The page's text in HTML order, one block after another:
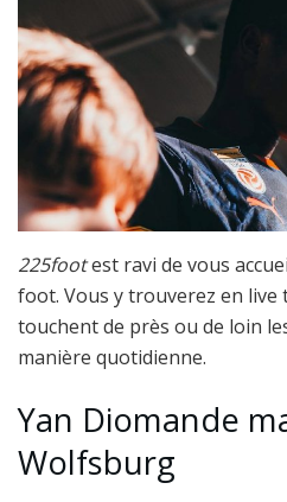
225footest ravi de vous
foot. Vous y trouverez en live
touchent de près ou de loin
manière quotidienne.
Yan Diomande
Wolfsburg